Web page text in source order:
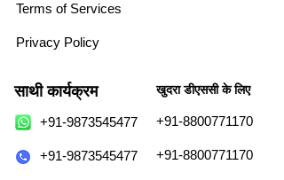
Terms of Services
Privacy Policy
साथी कार्यक्रम खुदरा डीएससी के लिए
+91-9873545477
+91-9873545477
+91-8800771170
+91-8800771170